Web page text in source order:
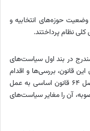
حوزه‌های انتخابیه و
نظام پرداختند.
در بند اول سیاست‌های
قانون، بررسی‌ها و اقدام
قانونی لازم را در راستای تحقق سیاست‌های کلی انتخابات و اصل ۶۴ قانون اساسی به عمل
آن را مغایر سیاست‌های